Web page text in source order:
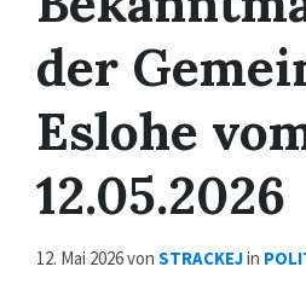
der
Eslohe
12.05.2026
12. Mai 2026von STRACKEJin